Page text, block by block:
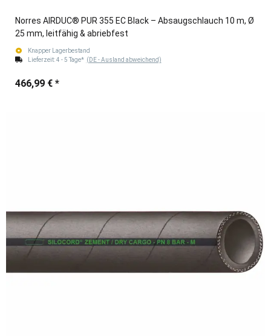
Norres AIRDUC® PUR 355 EC Black – Absaugschlauch 10 m, Ø
25 mm, leitfähig & abriebfest
Knapper Lagerbestand
Lieferzeit:4 - 5 Tage* (DE - Ausland abweichend)
466,99 € *